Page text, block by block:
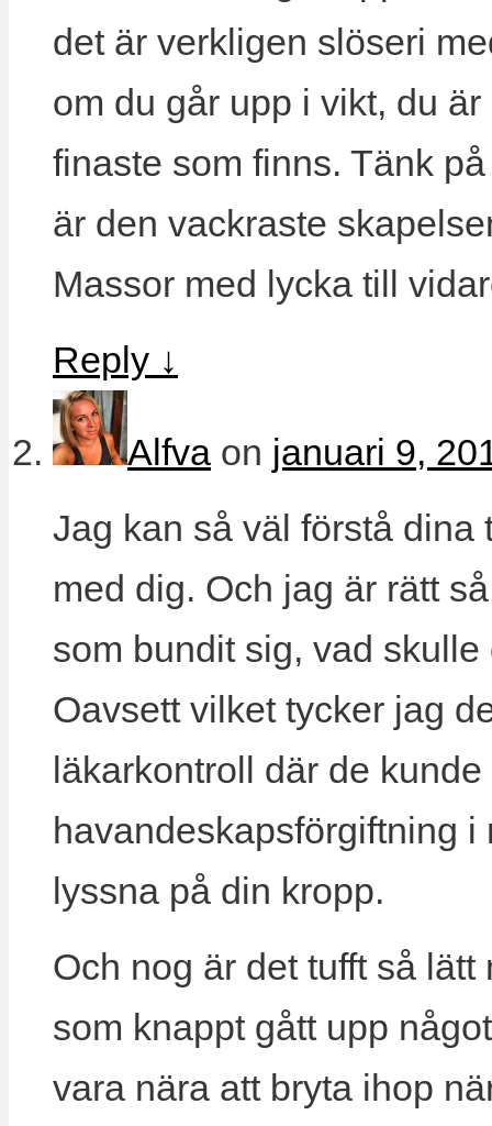
det är verkligen slöseri
om du går upp i vikt, du
finaste som finns. Tänk
är den vackraste
Massor med lycka till
Reply ↓
Alfva on januari 9,
Jag kan så väl förstå dina
med dig. Och jag är rätt
som bundit sig, vad
Oavsett vilket tycker jag
läkarkontroll där de
havandeskapsförgiftning
lyssna på din kropp.
Och nog är det tufft så
som knappt gått upp
vara nära att bryta ihop